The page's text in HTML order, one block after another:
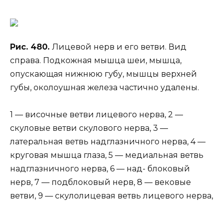
Рис. 480. Лицевой нерв и его ветви. Вид
справа. Подкожная мышца шеи, мышца,
опускающая нижнюю губу, мышцы верхней
губы, околоушная железа частично удалены.
1 — височные ветви лицевого нерва, 2 —
скуловые ветви скулового нерва, 3 —
латеральная ветвь надглазничного нерва, 4 —
круговая мышца глаза, 5 — медиальная ветвь
надглазничного нерва, 6 — над- блоковый
нерв, 7 — подблоковый нерв, 8 — вековые
ветви, 9 — скулолицевая ветвь лицевого нерва,